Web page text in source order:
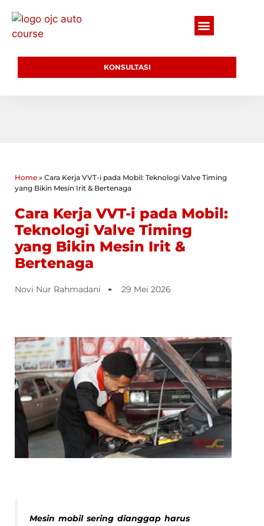
KONSULTASI
Home » Cara Kerja VVT-i pada Mobil: Teknologi Valve Timing
yang Bikin Mesin Irit & Bertenaga
Cara Kerja VVT-i pada Mobil:
Teknologi Valve Timing
yang Bikin Mesin Irit &
Bertenaga
Novi Nur Rahmadani 29 Mei 2026
Mesin mobil sering dianggap harus